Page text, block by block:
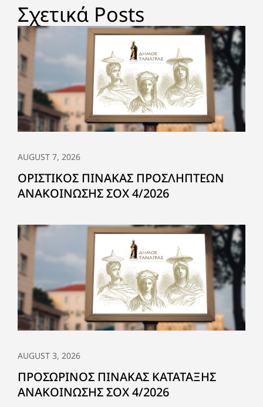
Σχετικά Posts
AUGUST 7, 2026
ΟΡΙΣΤΙΚΟΣ ΠΙΝΑΚΑΣ ΠΡΟΣΛΗΠΤΕΩΝ
ΑΝΑΚΟΙΝΩΣΗΣ ΣΟΧ 4/2026
AUGUST 3, 2026
ΠΡΟΣΩΡΙΝΟΣ ΠΙΝΑΚΑΣ ΚΑΤΑΤΑΞΗΣ
ΑΝΑΚΟΙΝΩΣΗΣ ΣΟΧ 4/2026